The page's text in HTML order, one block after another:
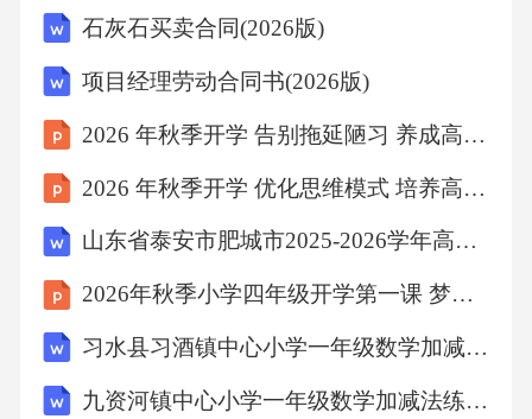
石灰石买卖合同(2026版)
项目经理劳动合同书(2026版)
2026 年秋季开学 告别拖延陋习 养成高效好习惯
2026 年秋季开学 优化思维模式 培养高阶思辨素养
山东省泰安市肥城市2025-2026学年高一上学期期中生物试卷（含答案）
2026年秋季小学四年级开学第一课 梦想起航
习水县习酒镇中心小学一年级数学加减法练习题
九资河镇中心小学一年级数学加减法练习题